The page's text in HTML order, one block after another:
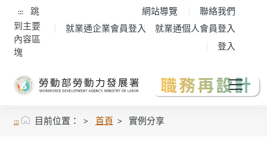
:::
跳
到主要
內容區
塊
網站導覽
聯絡我們
就業通企業會員登入
就業通個人會員登入
登入
::: 目前位置： 首頁 實例分享